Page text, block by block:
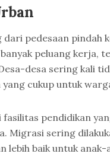
dari pedesaan pindah
peluang kerja,
desa sering kali
cukup untuk
pendidikan
Migrasi sering
lebih baik untuk anak-